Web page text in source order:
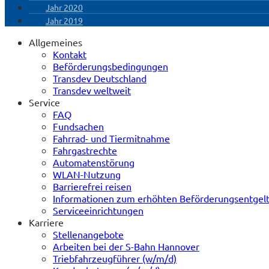
Jahr 2020
Jahr 2019
Allgemeines
Kontakt
Beförderungsbedingungen
Transdev Deutschland
Transdev weltweit
Service
FAQ
Fundsachen
Fahrrad- und Tiermitnahme
Fahrgastrechte
Automatenstörung
WLAN-Nutzung
Barrierefrei reisen
Informationen zum erhöhten Beförderungsentgelt
Serviceeinrichtungen
Karriere
Stellenangebote
Arbeiten bei der S-Bahn Hannover
Triebfahrzeugführer (w/m/d)